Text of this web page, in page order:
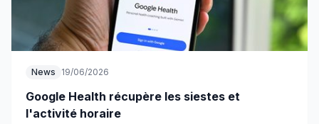
News 19/06/2026
Google Health récupère les siestes et
l'activité horaire